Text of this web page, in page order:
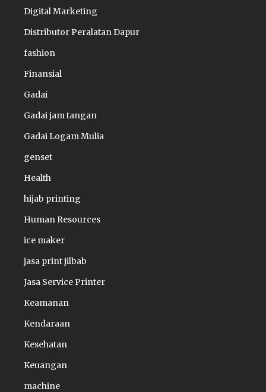
Digital Marketing
Distributor Peralatan Dapur
fashion
Finansial
Gadai
Gadai jam tangan
Gadai Logam Mulia
genset
Health
hijab printing
Human Resources
ice maker
jasa print jilbab
Jasa Service Printer
Keamanan
Kendaraan
Kesehatan
Keuangan
machine